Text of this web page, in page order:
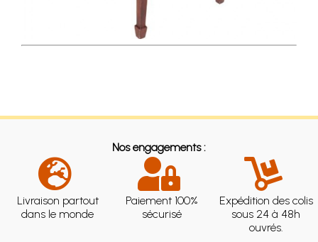
Nos engagements :
Livraison partout
dans le monde
Paiement 100%
sécurisé
Expédition des colis
sous 24 à 48h
ouvrés.